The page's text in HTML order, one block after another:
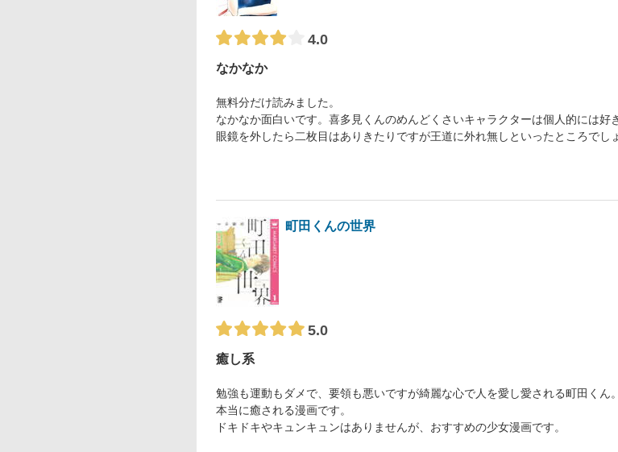
4.0
なかなか
無料分だけ読みました。
なかなか面白いです。喜多見くんのめんどくさいキャラクターは個人的には好
眼鏡を外したら二枚目はありきたりですが王道に外れ無しといったところでし
町田くんの世界
5.0
癒し系
勉強も運動もダメで、要領も悪いですが綺麗な心で人を愛し愛される町田くん。
本当に癒される漫画です。
ドキドキやキュンキュンはありませんが、おすすめの少女漫画です。